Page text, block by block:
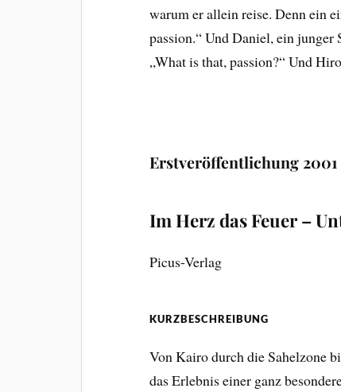
warum er allein reise. Denn ein
passion.“ Und Daniel, ein junger
„What is that, passion?“ Und
Erstveröffentlichung 2001
Im Herz das Feuer –
Picus-Verlag
KURZBESCHREIBUNG
Von Kairo durch die Sahelzone
das Erlebnis einer ganz